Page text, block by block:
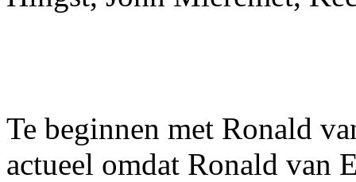
Te beginnen met Ronald
actueel omdat Ronald van